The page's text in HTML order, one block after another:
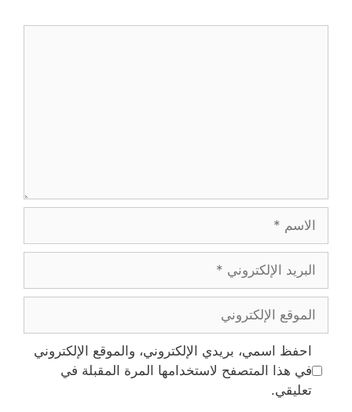
الإلكتروني
الإلكتروني
احفظ اسمي، بريدي الإلكتروني، والموقع الإلكتروني
في هذا المتصفح لاستخدامها المرة المقبلة في
تعليقي.